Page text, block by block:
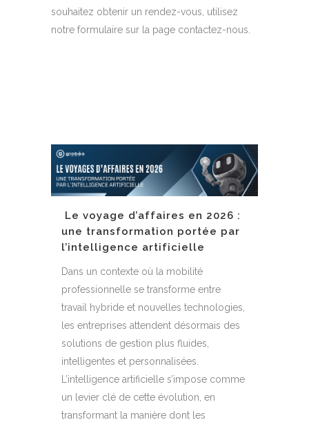
souhaitez obtenir un rendez-vous, utilisez
notre formulaire sur la page contactez-nous.
Le voyage d’affaires en 2026 :
une transformation portée par
l’intelligence artificielle
Dans un contexte où la mobilité
professionnelle se transforme entre
travail hybride et nouvelles technologies,
les entreprises attendent désormais des
solutions de gestion plus fluides,
intelligentes et personnalisées.
L’intelligence artificielle s’impose comme
un levier clé de cette évolution, en
transformant la manière dont les